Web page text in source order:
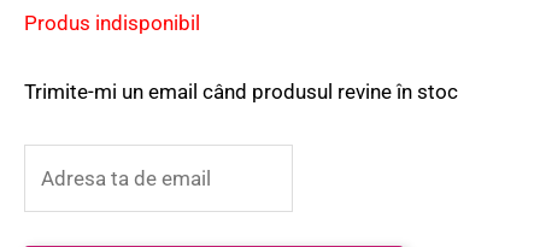
Produs indisponibil
Trimite-mi un email când produsul revine în stoc